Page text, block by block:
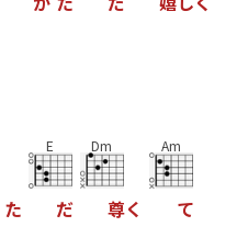
た
E
だ
Dm
尊く
Am
て